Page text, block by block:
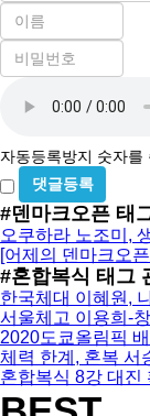
이
필
수
비
밀
수
록
방
지
자동등록방지 숫자를
비
밀
글
사
용
#덴마크오픈 태
오쿠하라 노조미,
[어제의 덴마크오
#혼합복식 태그
한국체대 이혜원,
서울체고 이용희-
2020도쿄올림픽
체력 한계, 혼복
혼합복식 8강 대